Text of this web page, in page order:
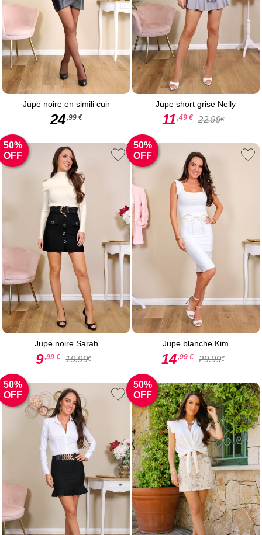
Jupe noire en simili cuir
24,99 €
Jupe short grise Nelly
11 ,49 € 22.99€
50%
OFF
Jupe noire Sarah
9,99 € 19.99€
50%
OFF
Jupe blanche Kim
14,99 € 29.99€
50%
OFF
50%
OFF